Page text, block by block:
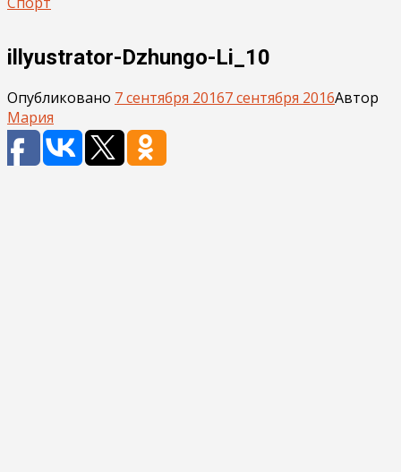
illyustrator-Dzhungo-Li_10
Опубликовано 7 сентября 20167 сентября 2016Автор
Мария